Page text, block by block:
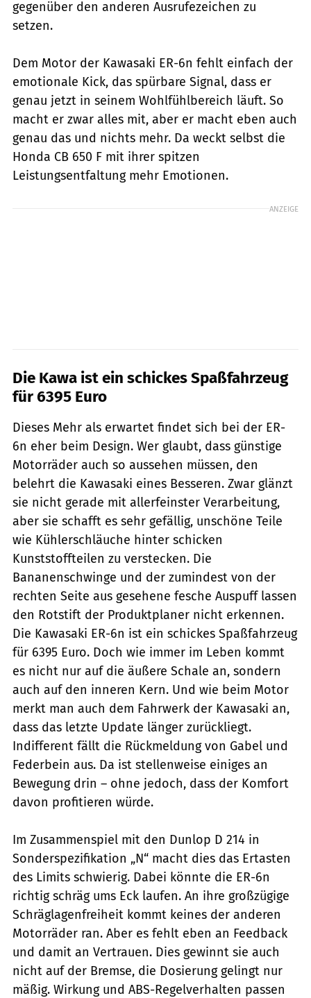
gegenüber den anderen Ausrufezeichen zu
setzen.
Dem Motor der Kawasaki ER-6n fehlt einfach der
emotionale Kick, das spürbare Signal, dass er
genau jetzt in seinem Wohlfühlbereich läuft. So
macht er zwar alles mit, aber er macht eben auch
genau das und nichts mehr. Da weckt selbst die
Honda CB 650 F mit ihrer spitzen
Leistungsentfaltung mehr Emotionen.
ANZEIGE
Die Kawa ist ein schickes Spaßfahrzeug
für 6395 Euro
Dieses Mehr als erwartet findet sich bei der ER-
6n eher beim Design. Wer glaubt, dass günstige
Motorräder auch so aussehen müssen, den
belehrt die Kawasaki eines Besseren. Zwar glänzt
sie nicht gerade mit allerfeinster Verarbeitung,
aber sie schafft es sehr gefällig, unschöne Teile
wie Kühlerschläuche hinter schicken
Kunststoffteilen zu verstecken. Die
Bananenschwinge und der zumindest von der
rechten Seite aus gesehene fesche Auspuff lassen
den Rotstift der Produktplaner nicht erkennen.
Die Kawasaki ER-6n ist ein schickes Spaßfahrzeug
für 6395 Euro. Doch wie immer im Leben kommt
es nicht nur auf die äußere Schale an, sondern
auch auf den inneren Kern. Und wie beim Motor
merkt man auch dem Fahrwerk der Kawasaki an,
dass das letzte Update länger zurückliegt.
Indifferent fällt die Rückmeldung von Gabel und
Federbein aus. Da ist stellenweise einiges an
Bewegung drin – ohne jedoch, dass der Komfort
davon profitieren würde.
Im Zusammenspiel mit den Dunlop D 214 in
Sonderspezifikation „N“ macht dies das Ertasten
des Limits schwierig. Dabei könnte die ER-6n
richtig schräg ums Eck laufen. An ihre großzügige
Schräglagenfreiheit kommt keines der anderen
Motorräder ran. Aber es fehlt eben an Feedback
und damit an Vertrauen. Dies gewinnt sie auch
nicht auf der Bremse, die Dosierung gelingt nur
mäßig. Wirkung und ABS-Regelverhalten passen